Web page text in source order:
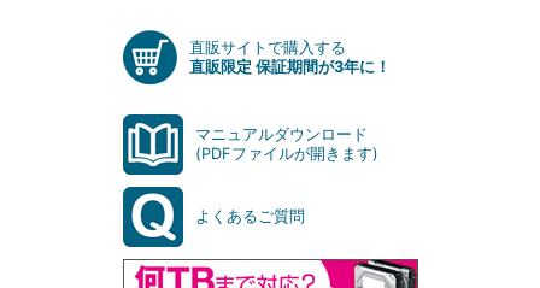
直販サイトで購入する
直販限定 保証期間が3年に！
マニュアルダウンロード
(PDFファイルが開きます)
よくあるご質問